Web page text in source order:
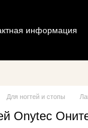
информация
Для ногтей и стопы
Onytec